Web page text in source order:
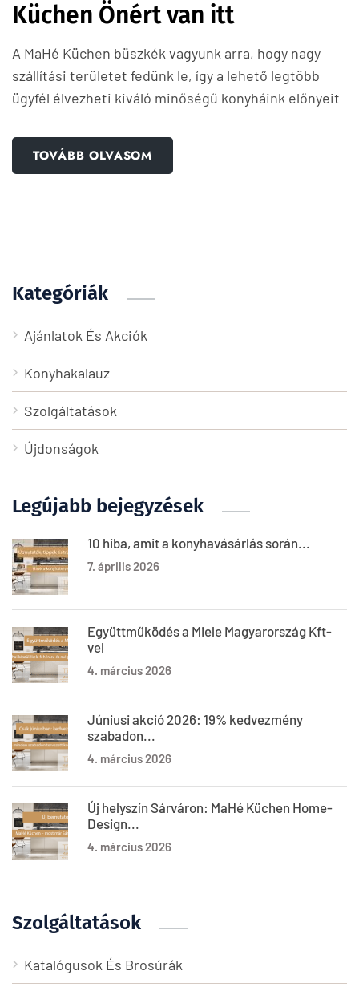
Küchen Önért van itt
A MaHé Küchen büszkék vagyunk arra, hogy nagy
szállítási területet fedünk le, így a lehető legtöbb
ügyfél élvezheti kiváló minőségű konyháink előnyeit
TOVÁBB OLVASOM
Kategóriák
Ajánlatok És Akciók
Konyhakalauz
Szolgáltatások
Újdonságok
Legújabb bejegyzések
10 hiba, amit a konyhavásárlás során...
7. április 2026
Együttműködés a Miele Magyarország Kft-
vel
4. március 2026
Júniusi akció 2026: 19% kedvezmény
szabadon...
4. március 2026
Új helyszín Sárváron: MaHé Küchen Home-
Design...
4. március 2026
Szolgáltatások
Katalógusok És Brosúrák